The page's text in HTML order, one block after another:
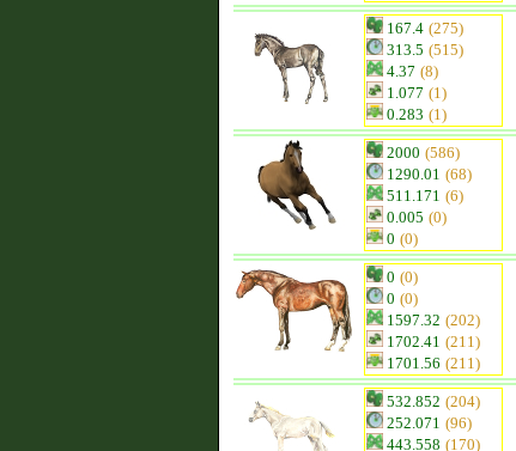
167.4 (275)
313.5 (515)
4.37 (8)
1.077 (1)
0.283 (1)
2000 (586)
1290.01 (68)
511.171 (6)
0.005 (0)
0 (0)
0 (0)
0 (0)
1597.32 (202)
1702.41 (211)
1701.56 (211)
532.852 (204)
252.071 (96)
443.558 (170)